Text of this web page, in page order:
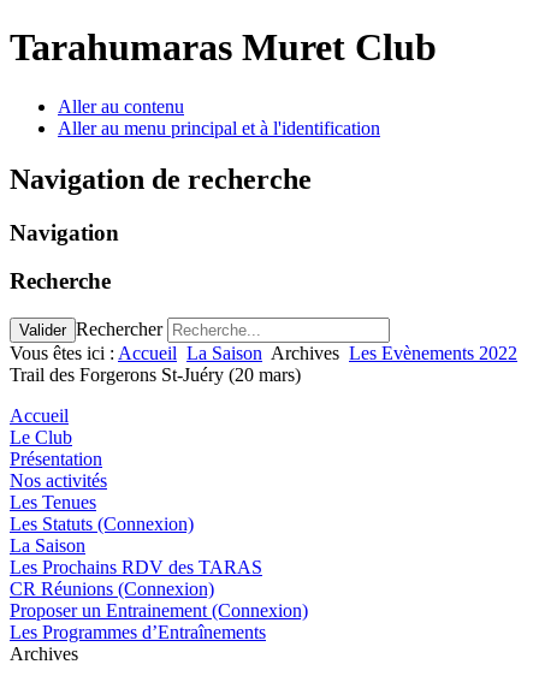
Tarahumaras Muret Club
Aller au contenu
Aller au menu principal et à l'identification
Navigation de recherche
Navigation
Recherche
Valider Rechercher
Vous êtes ici : Accueil La Saison Archives Les Evènements 2022
Trail des Forgerons St-Juéry (20 mars)
Accueil
Le Club
Présentation
Nos activités
Les Tenues
Les Statuts (Connexion)
La Saison
Les Prochains RDV des TARAS
CR Réunions (Connexion)
Proposer un Entrainement (Connexion)
Les Programmes d’Entraînements
Archives